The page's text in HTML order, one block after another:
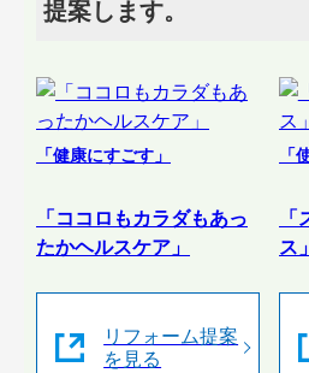
提案します。
「健康にすごす」
「ココロもカラダもあっ
たかヘルスケア」
リフォーム提案
を見る
「
ス」